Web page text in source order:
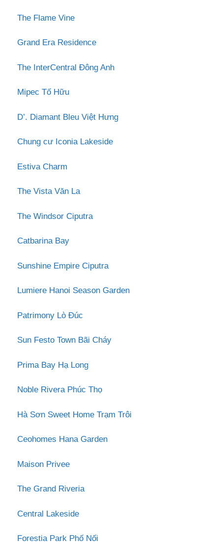
The Flame Vine
Grand Era Residence
The InterCentral Đông Anh
Mipec Tố Hữu
D’. Diamant Bleu Việt Hưng
Chung cư Iconia Lakeside
Estiva Charm
The Vista Văn La
The Windsor Ciputra
Catbarina Bay
Sunshine Empire Ciputra
Lumiere Hanoi Season Garden
Patrimony Lò Đúc
Sun Festo Town Bãi Cháy
Prima Bay Hạ Long
Noble Rivera Phúc Thọ
Hà Sơn Sweet Home Trạm Trôi
Ceohomes Hana Garden
Maison Privee
The Grand Riveria
Central Lakeside
Forestia Park Phố Nối